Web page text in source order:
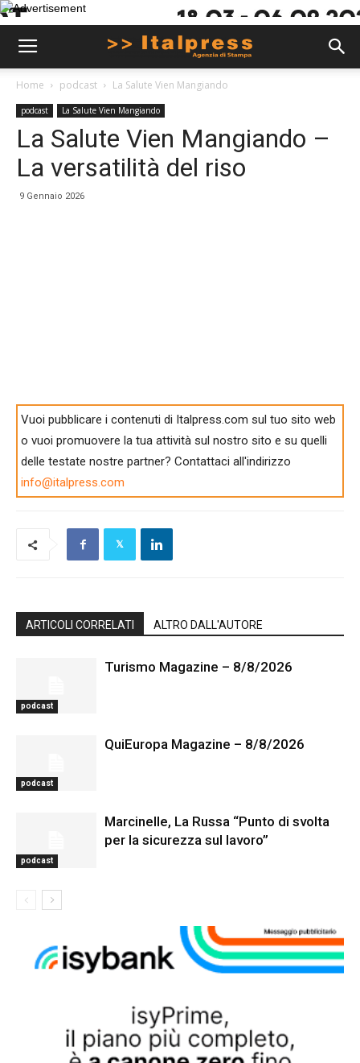
Home podcast La Salute Vien Mangiando
podcast La Salute Vien Mangiando
La Salute Vien Mangiando –
La versatilità del riso
9 Gennaio 2026
Vuoi pubblicare i contenuti di Italpress.com sul tuo sito web
o vuoi promuovere la tua attività sul nostro sito e su quelli
delle testate nostre partner? Contattaci all'indirizzo
info@italpress.com
ARTICOLI CORRELATI ALTRO DALL'AUTORE
podcast
Turismo Magazine – 8/8/2026
podcast
QuiEuropa Magazine – 8/8/2026
podcast
Marcinelle, La Russa “Punto di svolta
per la sicurezza sul lavoro”